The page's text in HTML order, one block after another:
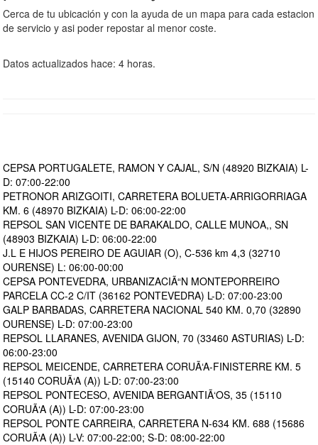
Cerca de tu ubicación y con la ayuda de un mapa para cada estacion
de servicio y asi poder repostar al menor coste.
Datos actualizados hace: 4 horas.
CEPSA PORTUGALETE, RAMON Y CAJAL, S/N (48920 BIZKAIA) L-
D: 07:00-22:00
PETRONOR ARIZGOITI, CARRETERA BOLUETA-ARRIGORRIAGA
KM. 6 (48970 BIZKAIA) L-D: 06:00-22:00
REPSOL SAN VICENTE DE BARAKALDO, CALLE MUNOA,, SN
(48903 BIZKAIA) L-D: 06:00-22:00
J.L E HIJOS PEREIRO DE AGUIAR (O), C-536 km 4,3 (32710
OURENSE) L: 06:00-00:00
CEPSA PONTEVEDRA, URBANIZACIÃ“N MONTEPORREIRO
PARCELA CC-2 C/IT (36162 PONTEVEDRA) L-D: 07:00-23:00
GALP BARBADAS, CARRETERA NACIONAL 540 KM. 0,70 (32890
OURENSE) L-D: 07:00-23:00
REPSOL LLARANES, AVENIDA GIJON, 70 (33460 ASTURIAS) L-D:
06:00-23:00
REPSOL MEICENDE, CARRETERA CORUÃ‘A-FINISTERRE KM. 5
(15140 CORUÃ‘A (A)) L-D: 07:00-23:00
REPSOL PONTECESO, AVENIDA BERGANTIÃ‘OS, 35 (15110
CORUÃ‘A (A)) L-D: 07:00-23:00
REPSOL PONTE CARREIRA, CARRETERA N-634 KM. 688 (15686
CORUÃ‘A (A)) L-V: 07:00-22:00; S-D: 08:00-22:00